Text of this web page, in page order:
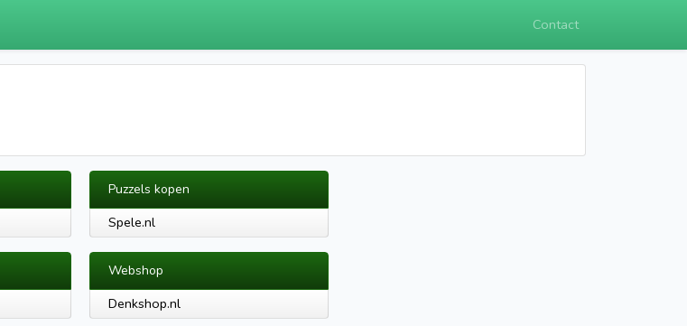
Contact
Puzzels kopen
Spele.nl
Webshop
Denkshop.nl